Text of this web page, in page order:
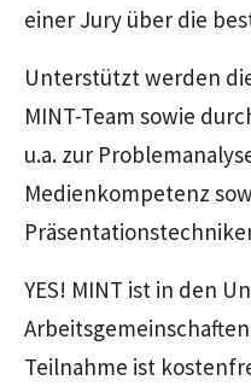
einer Jury über die
Unterstützt werden
MINT-Team sowie
u.a. zur
Medienkompetenz
YES! MINT ist in den
Teilnahme ist